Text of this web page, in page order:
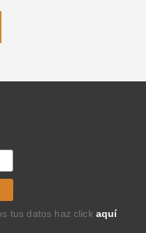
tus datos haz click aquí